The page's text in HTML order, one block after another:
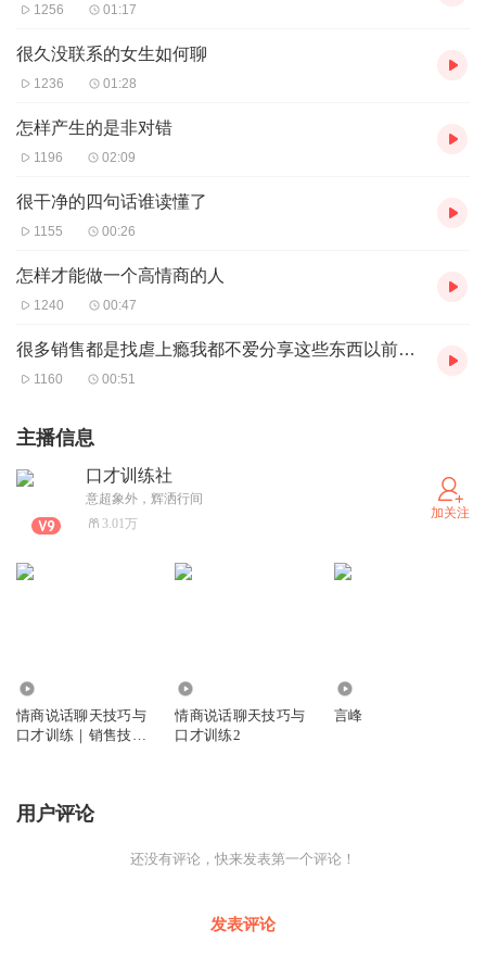
1256 01:17
很久没联系的女生如何聊
1236 01:28
怎样产生的是非对错
1196 02:09
很干净的四句话谁读懂了
1155 00:26
怎样才能做一个高情商的人
1240 00:47
很多销售都是找虐上瘾我都不爱分享这些东西以前玩的销售在我看来都过时了
1160 00:51
主播信息
口才训练社
意超象外，辉洒行间
3.01万
加关注
情商说话聊天技巧与
口才训练｜销售技巧
情商说话聊天技巧与
口才训练2
言峰
用户评论
还没有评论，快来发表第一个评论！
发表评论